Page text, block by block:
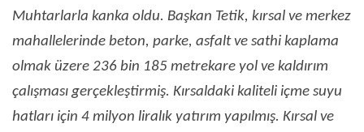
Muhtarlarla kanka oldu. Başkan Tetik, kırsal ve merkez
mahallelerinde beton, parke, asfalt ve sathi kaplama
olmak üzere 236 bin 185 metrekare yol ve kaldırım
çalışması gerçekleştirmiş. Kırsaldaki kaliteli içme suyu
hatları için 4 milyon liralık yatırım yapılmış. Kırsal ve